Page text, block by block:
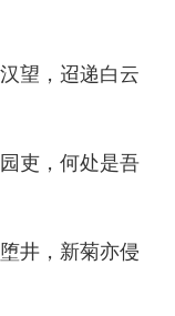
望，迢递白云
吏，何处是吾
井，新菊亦侵